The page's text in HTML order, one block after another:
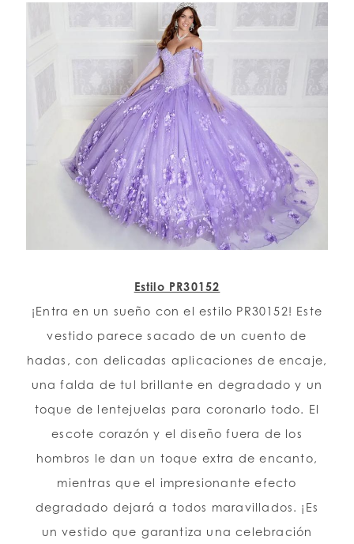
Estilo PR30152
¡Entra en un sueño con el estilo PR30152! Este
vestido parece sacado de un cuento de
hadas, con delicadas aplicaciones de encaje,
una falda de tul brillante en degradado y un
toque de lentejuelas para coronarlo todo. El
escote corazón y el diseño fuera de los
hombros le dan un toque extra de encanto,
mientras que el impresionante efecto
degradado dejará a todos maravillados. ¡Es
un vestido que garantiza una celebración